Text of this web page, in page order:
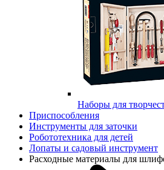
Наборы для
Приспособления
Инструменты для заточки
Робототехника для детей
Лопаты и садовый инструмент
Расходные материалы для